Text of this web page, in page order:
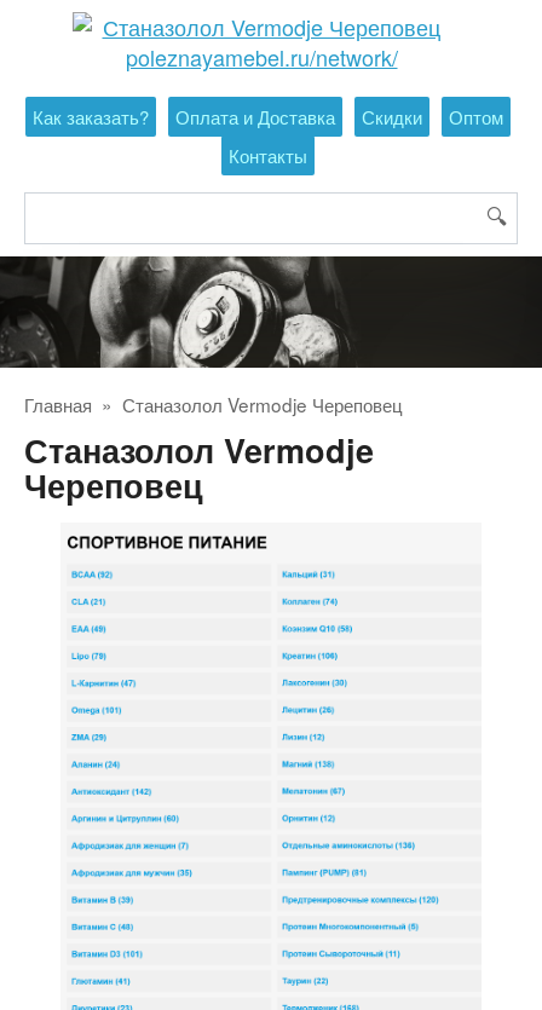
Перейти
Как заказать? Оплата и Доставка Скидки
Оптом
Контакты
Главная » Станазолол Vermodje Череповец
Станазолол Vermodje
Череповец